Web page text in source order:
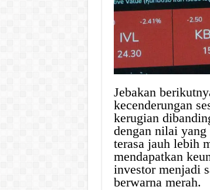
Jebakan
kecenderungan
kerugian
dengan nilai
terasa jauh lebih
mendapatkan
investor menjadi
berwarna merah.